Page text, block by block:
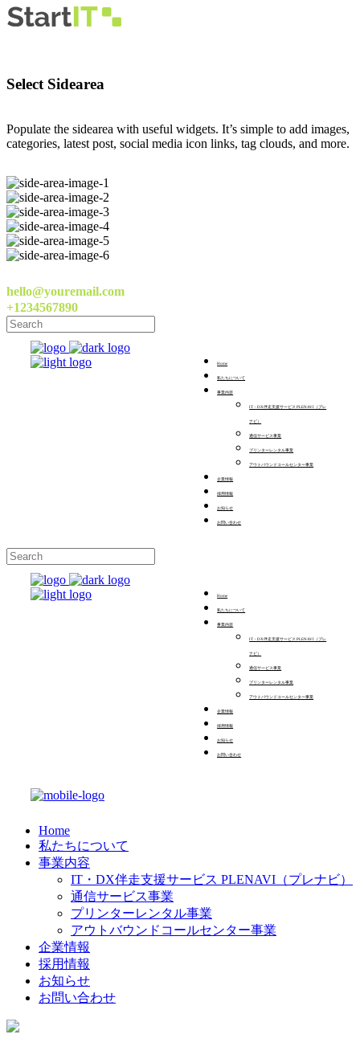
Select Sidearea
Populate the sidearea with useful widgets. It’s simple to add images,
categories, latest post, social media icon links, tag clouds, and more.
hello@youremail.com
+1234567890
Home
私たちについて
事業内容
IT・DX伴走支援サービス PLENAVI（プレ
ナビ）
通信サービス事業
プリンターレンタル事業
アウトバウンドコールセンター事業
企業情報
採用情報
お知らせ
お問い合わせ
Home
私たちについて
事業内容
IT・DX伴走支援サービス PLENAVI（プレ
ナビ）
通信サービス事業
プリンターレンタル事業
アウトバウンドコールセンター事業
企業情報
採用情報
お知らせ
お問い合わせ
Home
私たちについて
事業内容
IT・DX伴走支援サービス PLENAVI（プレナビ）
通信サービス事業
プリンターレンタル事業
アウトバウンドコールセンター事業
企業情報
採用情報
お知らせ
お問い合わせ